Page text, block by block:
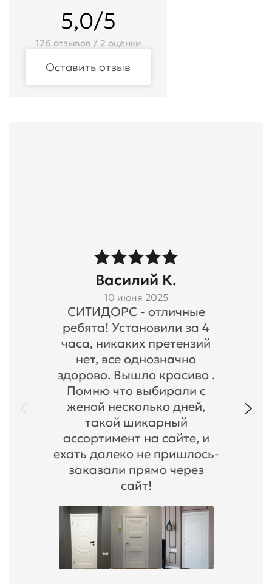
5,0/5
126 отзывов / 2 оценки
Оставить отзыв
Василий К.
10 июня 2025
СИТИДОРС - отличные
ребята! Установили за 4
часа, никаких претензий
нет, все однозначно
здорово. Вышло красиво .
Помню что выбирали с
женой несколько дней,
такой шикарный
ассортимент на сайте, и
ехать далеко не пришлось-
заказали прямо через
сайт!